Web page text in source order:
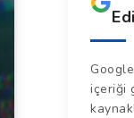
içeriği